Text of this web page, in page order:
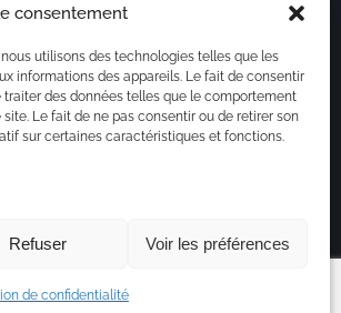
consentement
utilisons des technologies telles que les
informations des appareils. Le fait de consentir
des données telles que le comportement
Le fait de ne pas consentir ou de retirer son
sur certaines caractéristiques et fonctions.
Refuser Voir les préférences
de confidentialité